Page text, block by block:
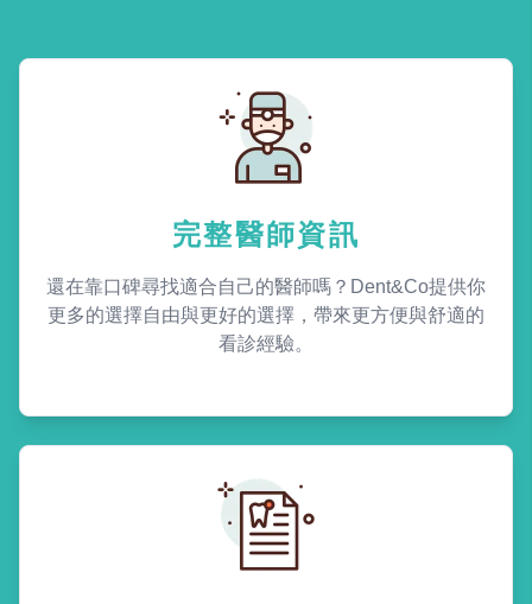
完整醫師資訊
還在靠口碑尋找適合自己的醫師嗎？Dent&Co提供你
更多的選擇自由與更好的選擇，帶來更方便與舒適的
看診經驗。